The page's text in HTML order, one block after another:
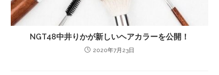
NGT48中井りかが新しいヘアカラーを公開！
2020年7月23日